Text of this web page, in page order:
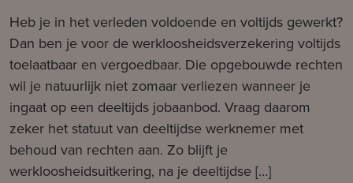
Heb je in het verleden voldoende en voltijds gewerkt?
Dan ben je voor de werkloosheidsverzekering voltijds
toelaatbaar en vergoedbaar. Die opgebouwde rechten
wil je natuurlijk niet zomaar verliezen wanneer je
ingaat op een deeltijds jobaanbod. Vraag daarom
zeker het statuut van deeltijdse werknemer met
behoud van rechten aan. Zo blijft je
werkloosheidsuitkering, na je deeltijdse […]